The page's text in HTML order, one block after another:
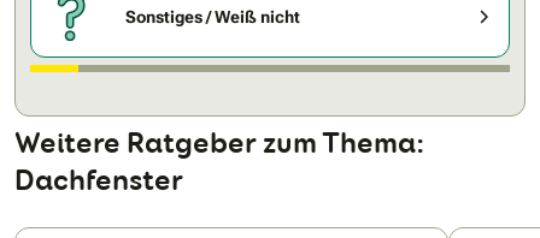
Sonstiges / Weiß nicht
Weitere Ratgeber zum Thema:
Dachfenster